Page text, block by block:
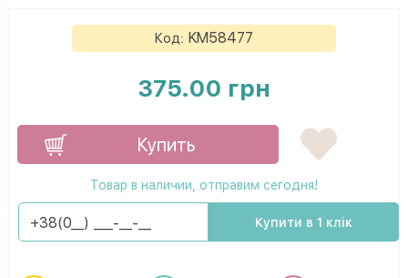
Код: KM58477
375.00 грн
Купить
Товар в наличии, отправим сегодня!
Купити в 1 клік